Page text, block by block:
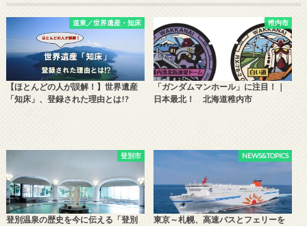
道東／世界遺産・知床
【ほとんどの人が誤解！】世界遺産
「知床」、登録された理由とは!?
稚内市
「ガンダムマンホール」に注目！｜
日本最北！ 北海道稚内市
登別市
登別温泉の歴史を今に伝える「登別
NEWS&TOPICS
東京～札幌、高速バスとフェリーを